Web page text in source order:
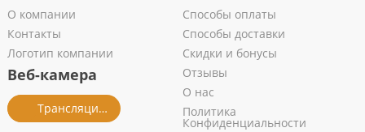
О компании
Контакты
Логотип компании
Веб-камера
Трансляция из салона
Способы оплаты
Способы доставки
Скидки и бонусы
Отзывы
О нас
Политика
Конфиденциальности